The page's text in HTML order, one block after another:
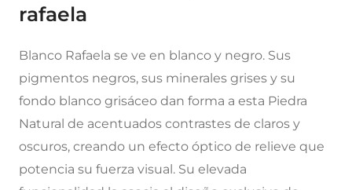
rafaela
Blanco Rafaela se ve en blanco y negro. Sus
pigmentos negros, sus minerales grises y su
fondo blanco grisáceo dan forma a esta Piedra
Natural de acentuados contrastes de claros y
oscuros, creando un efecto óptico de relieve que
potencia su fuerza visual. Su elevada